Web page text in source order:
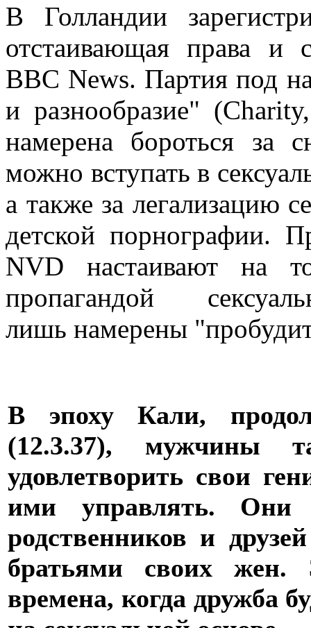
В Голландии
отстаивающая права и
BBC News. Партия под
и разнообразие"
намерена бороться за
можно вступать в
а также за легализацию
детской порнографии.
NVD настаивают на
пропагандой
лишь намерены
В эпоху Кали,
(12.3.37), мужчины
удовлетворить свои
ими управлять. Они
родственников и
братьями своих жен.
времена, когда дружба